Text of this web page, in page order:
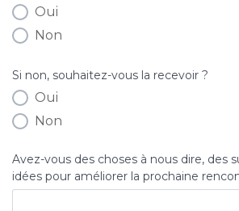
Oui
Non
Si non, souhaitez-vous la recevoir ?
Oui
Non
Avez-vous des choses à nous dire, des
idées pour améliorer la prochaine